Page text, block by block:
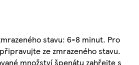
stavu: 6-8 minut. Pro
ze zmrazeného stavu.
množství špenátu zahřejte s